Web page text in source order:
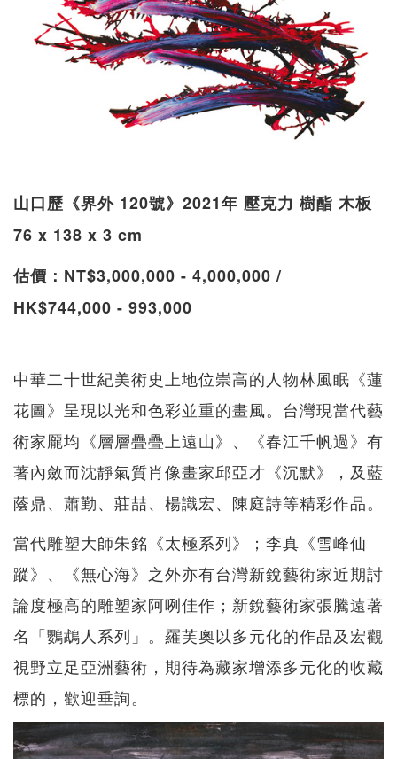
山口歷《界外 120號》2021年 壓克力 樹酯 木板
76 x 138 x 3 cm
估價：NT$3,000,000 - 4,000,000 /
HK$744,000 - 993,000
中華二十世紀美術史上地位崇高的人物林風眠《蓮
花圖》呈現以光和色彩並重的畫風。台灣現當代藝
術家龎均《層層疊疊上遠山》、《春江千帆過》有
著內斂而沈靜氣質肖像畫家邱亞才《沉默》，及藍
蔭鼎、蕭勤、莊喆、楊識宏、陳庭詩等精彩作品。
當代雕塑大師朱銘《太極系列》；李真《雪峰仙
蹤》、《無心海》之外亦有台灣新銳藝術家近期討
論度極高的雕塑家阿咧佳作；新銳藝術家張騰遠著
名「鸚鵡人系列」。羅芙奧以多元化的作品及宏觀
視野立足亞洲藝術，期待為藏家增添多元化的收藏
標的，歡迎垂詢。